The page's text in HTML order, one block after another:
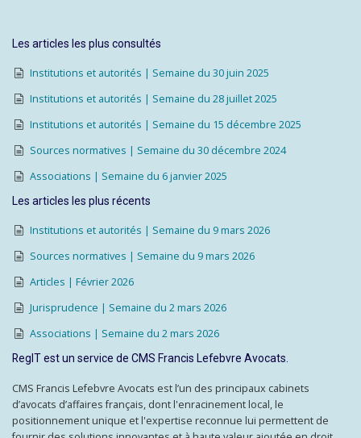
Les articles les plus consultés
Institutions et autorités | Semaine du 30 juin 2025
Institutions et autorités | Semaine du 28 juillet 2025
Institutions et autorités | Semaine du 15 décembre 2025
Sources normatives | Semaine du 30 décembre 2024
Associations | Semaine du 6 janvier 2025
Les articles les plus récents
Institutions et autorités | Semaine du 9 mars 2026
Sources normatives | Semaine du 9 mars 2026
Articles | Février 2026
Jurisprudence | Semaine du 2 mars 2026
Associations | Semaine du 2 mars 2026
RegIT est un service de CMS Francis Lefebvre Avocats.
CMS Francis Lefebvre Avocats est l’un des principaux cabinets
d’avocats d’affaires français, dont l'enracinement local, le
positionnement unique et l'expertise reconnue lui permettent de